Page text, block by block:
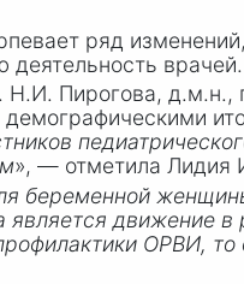
ряд
деятельность врачей.
Н.И. Пирогова, д.м.н.,
», — отметила Лидия
беременной
движение
ОРВИ,